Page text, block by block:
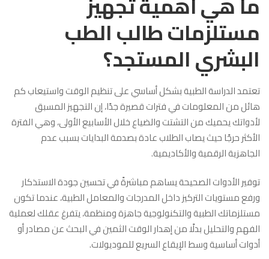
مستلزمات طالب الطب
البشري المستجد؟
تعتمد الدراسة الطبية بشكل أساسي على تنظيم الوقت واستيعاب كم
هائل من المعلومات في فترات قصيرة جدًا، إن التجهيز المسبق
لأدواتك يحميك من التشتت والضياع خلال الأسابيع الأولى، وهي الفترة
الأكثر حرجًا حيث يصاب الطلاب عادة بصدمة البدايات بسبب عدم
الجاهزية الرقمية والأكاديمية.
توفير الأدوات الصحيحة يساهم مباشرةً في تحسين جودة الاستذكار
ورفع مستويات التركيز داخل المدرجات والمعامل الطبية، عندما تكون
مستلزماتك الطبية والتكنولوجية جاهزة ومنظمة، يتفرغ عقلك لعملية
الفهم والتحليل بدلًا من إهدار الوقت الثمين في البحث عن مصادر أو
أدوات أساسية وسط الإيقاع السريع للموديولات.